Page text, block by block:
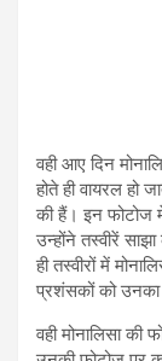
वही आए दिन
होते ही वायरल हो
की हैं। इन फोटोज
उन्होंने तस्वीरें
ही तस्वीरों में
प्रशंसकों को
वही मोनालिसा